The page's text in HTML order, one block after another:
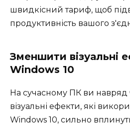
швидкісний тариф, щоб
продуктивність вашого
Зменшити візуальні
Windows 10
На сучасному ПК ви
візуальні ефекти, які
Windows 10, сильно